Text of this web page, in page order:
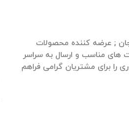
; عرضه کننده محصولات
های مناسب و ارسال به سراسر
را برای مشتریان گرامی فراهم